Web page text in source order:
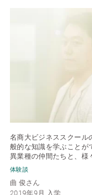
名商大ビジネススクール
般的な知識を学ぶことが
異業種の仲間たちと、様
体験談
曲 俊さん
2019年9月 入学